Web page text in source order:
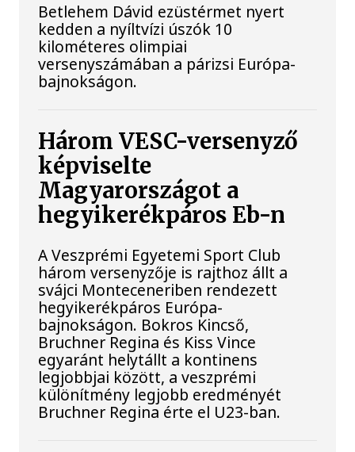
Betlehem Dávid ezüstérmet nyert
kedden a nyíltvízi úszók 10
kilométeres olimpiai
versenyszámában a párizsi Európa-
bajnokságon.
Három VESC-versenyző
képviselte
Magyarországot a
hegyikerékpáros Eb-n
A Veszprémi Egyetemi Sport Club
három versenyzője is rajthoz állt a
svájci Monteceneriben rendezett
hegyikerékpáros Európa-
bajnokságon. Bokros Kincső,
Bruchner Regina és Kiss Vince
egyaránt helytállt a kontinens
legjobbjai között, a veszprémi
különítmény legjobb eredményét
Bruchner Regina érte el U23-ban.